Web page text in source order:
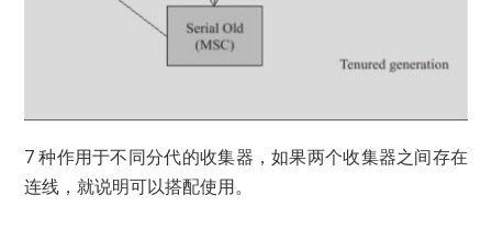
7 种作用于不同分代的收集器，如果两个收集器之间存在
连线，就说明可以搭配使用。